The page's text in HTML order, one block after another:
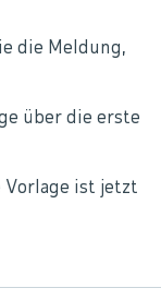
die Meldung,
über die erste
Vorlage ist jetzt